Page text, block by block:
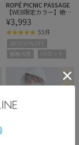
ROPÉ PICNIC PASSAGE
【WEB限定カラー】絶対
焼けたくないUVパーカ
ー/UVカット・接触冷感
¥3,993
55件
2BUY10%OFF
接触冷感
UVカット